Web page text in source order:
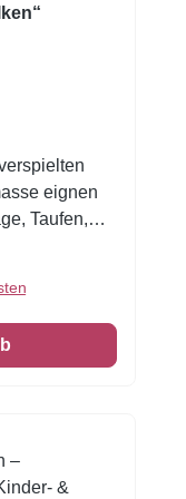
eignen
Taufen,
lassen
oder
&